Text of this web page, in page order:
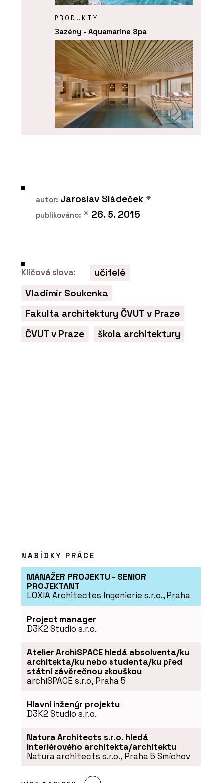
PRODUKTY
Bazény - Aquamarine Spa
PRODUKTY
O FIRMĚ
Aquamarine Spa
PRODUKTY
Spa
autor: Jaroslav Sládeček *
publikováno: * 26. 5. 2015
Klíčová slova:
učitelé
Vladimír Soukenka
Fakulta architektury ČVUT v Praze
ČVUT v Praze
škola architektury
NABÍDKY PRÁCE
MANAŽER PROJEKTU - SENIOR
PROJEKTANT
LOXIA Architectes Ingenierie s.r.o., Praha
Project manager
D3K2 Studio s.r.o.
Atelier ArchiSPACE hledá absolventa/ku
architekta/ku nebo studenta/ku před
státní závěrečnou zkouškou
archiSPACE s.r.o, Praha 5
Hlavní inženýr projektu
D3K2 Studio s.r.o.
Natura Architects s.r.o. hledá
interiérového architekta/architektu
Natura architects s.r.o., Praha 5 Smíchov